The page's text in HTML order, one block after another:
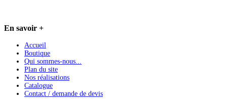
En savoir +
Accueil
Boutique
Qui sommes-nous...
Plan du site
Nos réalisations
Catalogue
Contact / demande de devis